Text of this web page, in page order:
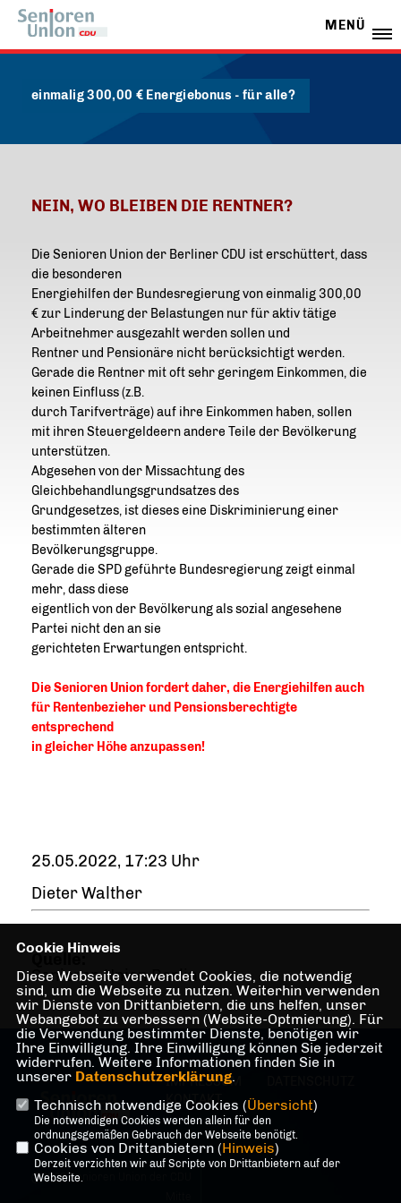
MENÜ
einmalig 300,00 € Energiebonus - für alle?
NEIN, WO BLEIBEN DIE RENTNER?
Die Senioren Union der Berliner CDU ist erschüttert, dass
die besonderen
Energiehilfen der Bundesregierung von einmalig 300,00
zur Linderung der Belastungen nur für aktiv tätige
Arbeitnehmer ausgezahlt werden sollen und
Rentner und Pensionäre nicht berücksichtigt werden.
Gerade die Rentner mit oft sehr geringem Einkommen, die
keinen Einfluss (z.B.
durch Tarifverträge) auf ihre Einkommen haben, sollen
mit ihren Steuergeldeern andere Teile der Bevölkerung
unterstützen.
Abgesehen von der Missachtung des
Gleichbehandlungsgrundsatzes des
Grundgesetzes, ist dieses eine Diskriminierung einer
bestimmten älteren
Bevölkerungsgruppe.
Gerade die SPD geführte Bundesregierung zeigt einmal
mehr, dass diese
eigentlich von der Bevölkerung als sozial angesehene
Partei nicht den an sie
gerichteten Erwartungen entspricht.
Die Senioren Union fordert daher, die Energiehilfen auch
für Rentenbezieher und Pensionsberechtigte
entsprechend
in gleicher Höhe anzupassen!
25.05.2022, 17:23 Uhr
Dieter Walther
Senioren Union Berlin
IMPRESSUM
KONTAKT
@2026 Senioren Union der CDU
Cookie Hinweis
Diese Webseite verwendet Cookies, die notwendig
sind, um die Webseite zu nutzen. Weiterhin verwenden
wir Dienste von Drittanbietern, die uns helfen, unser
Webangebot zu verbessern (Website-Optmierung). Für
die Verwendung bestimmter Dienste, benötigen wir
Ihre Einwilligung. Ihre Einwilligung können Sie jederzeit
widerrufen. Weitere Informationen finden Sie in
unserer Datenschutzerklärung.
Technisch notwendige Cookies (Übersicht)
Die notwendigen Cookies werden allein für den
ordnungsgemäßen Gebrauch der Webseite benötigt.
Cookies von Drittanbietern (Hinweis)
Derzeit verzichten wir auf Scripte von Drittanbietern auf der
Webseite.